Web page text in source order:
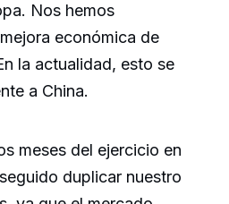
Nos hemos
económica de
la actualidad, esto se
a China.
meses del ejercicio en
duplicar nuestro